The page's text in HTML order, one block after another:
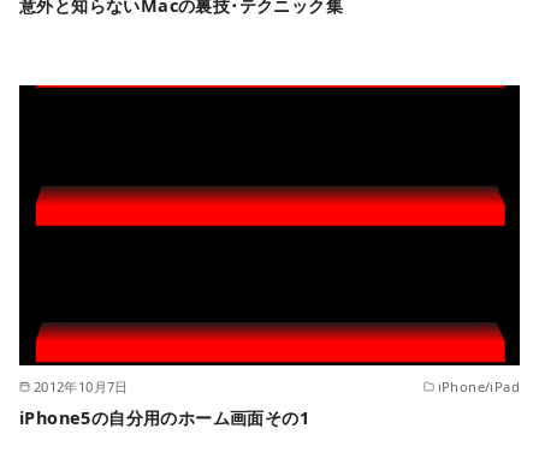
意外と知らないMacの裏技･テクニック集
2012年10月7日 iPhone/iPad
iPhone5の自分用のホーム画面その1